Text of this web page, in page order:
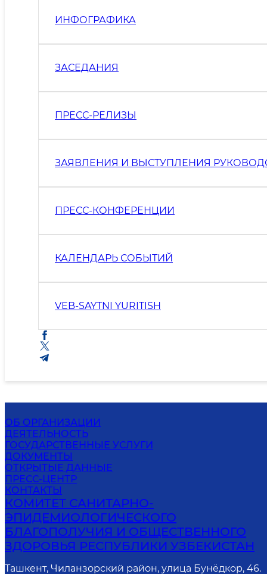
ИНФОГРАФИКА
ЗАСЕДАНИЯ
ПРЕСС-РЕЛИЗЫ
ЗАЯВЛЕНИЯ И ВЫСТУПЛЕНИЯ
ПРЕСС-КОНФЕРЕНЦИИ
КАЛЕНДАРЬ СОБЫТИЙ
VEB-SAYTNI YURITISH
ОБ ОРГАНИЗАЦИИ
ДЕЯТЕЛЬНОСТЬ
ГОСУДАРСТВЕННЫЕ УСЛУГИ
ДОКУМЕНТЫ
ОТКРЫТЫЕ ДАННЫЕ
ПРЕСС-ЦЕНТР
КОНТАКТЫ
КОМИТЕТ САНИТАРНО-
ЭПИДЕМИОЛОГИЧЕСКОГО
БЛАГОПОЛУЧИЯ И ОБЩЕСТВЕННОГО
ЗДОРОВЬЯ РЕСПУБЛИКИ УЗБЕКИСТАН
Ташкент, Чиланзорский район, улица Бунёдкор, 46.